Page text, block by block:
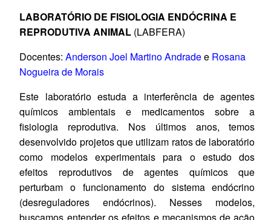
LABORATÓRIO DE FISIOLOGIA ENDÓCRINA E
REPRODUTIVA ANIMAL (LABFERA)
Docentes:Anderson Joel Martino Andradee Rosana
Nogueira de Morais
Este laboratório estuda a interferência de agentes
químicos ambientais e medicamentos sobre a
fisiologia reprodutiva. Nos últimos anos, temos
desenvolvido projetos que utilizam ratos de laboratório
como modelos experimentais para o estudo dos
efeitos reprodutivos de agentes químicos que
perturbam o funcionamento do sistema endócrino
(desreguladores endócrinos). Nesses modelos,